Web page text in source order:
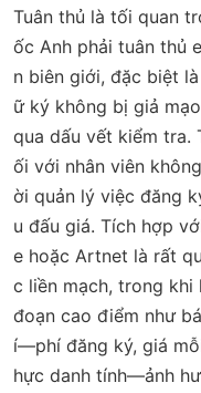
Tuân thủ là tối quan
ốc Anh phải tuân thủ
n biên giới, đặc biệt
ữ ký không bị giả
qua dấu vết kiểm tra.
ối với nhân viên
ời quản lý việc đăng
u đấu giá. Tích hợp
e hoặc Artnet là rất
c liền mạch, trong
đoạn cao điểm như
í—phí đăng ký, giá
hực danh tính—ảnh